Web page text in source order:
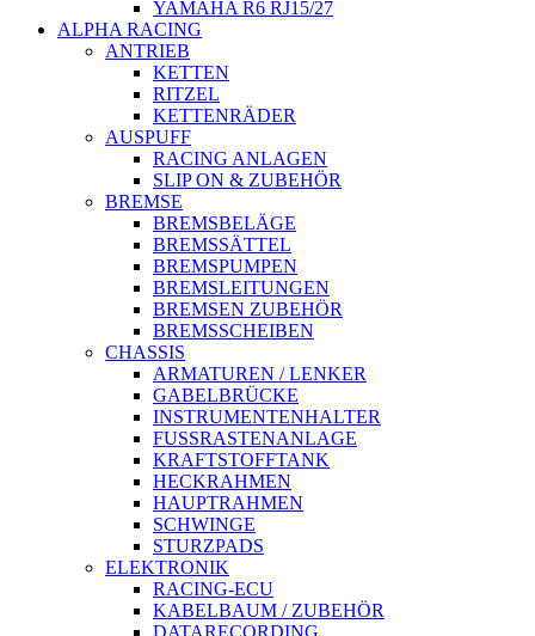
YAMAHA R6 RJ15/27
ALPHA RACING
ANTRIEB
KETTEN
RITZEL
KETTENRÄDER
AUSPUFF
RACING ANLAGEN
SLIP ON & ZUBEHÖR
BREMSE
BREMSBELÄGE
BREMSSÄTTEL
BREMSPUMPEN
BREMSLEITUNGEN
BREMSEN ZUBEHÖR
BREMSSCHEIBEN
CHASSIS
ARMATUREN / LENKER
GABELBRÜCKE
INSTRUMENTENHALTER
FUSSRASTENANLAGE
KRAFTSTOFFTANK
HECKRAHMEN
HAUPTRAHMEN
SCHWINGE
STURZPADS
ELEKTRONIK
RACING-ECU
KABELBAUM / ZUBEHÖR
DATARECORDING